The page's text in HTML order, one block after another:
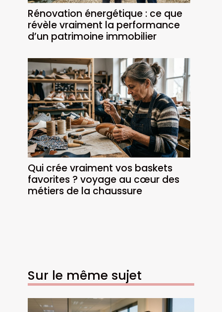
Rénovation énergétique : ce que
révèle vraiment la performance
d’un patrimoine immobilier
Qui crée vraiment vos baskets
favorites ? voyage au cœur des
métiers de la chaussure
Sur le même sujet